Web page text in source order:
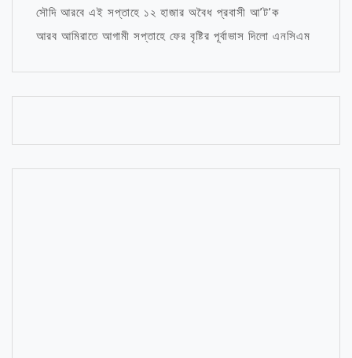
সৌদি আরবে এই সপ্তাহে ১২ হাজার অবৈধ প্রবাসী আ’ট’ক
আরব আমিরাতে আগামী সপ্তাহে ফের বৃষ্টির পূর্বাভাস দিলো এনসিএম